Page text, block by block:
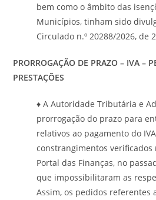
bem como o âmbito das
Municípios, tinham sido
Circulado n.º 20288/2026, de
PRORROGAÇÃO DE PRAZO – IVA –
PRESTAÇÕES
♦ A Autoridade Tributária e
prorrogação do prazo para
relativos ao pagamento do
constrangimentos
Portal das Finanças, no
que impossibilitaram as
Assim, os pedidos referentes